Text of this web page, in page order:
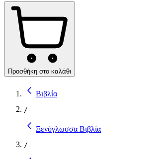
Προσθήκη στο καλάθι
Βιβλία
/
Ξενόγλωσσα Βιβλία
/